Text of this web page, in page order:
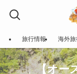
旅行情報 海外
【オー